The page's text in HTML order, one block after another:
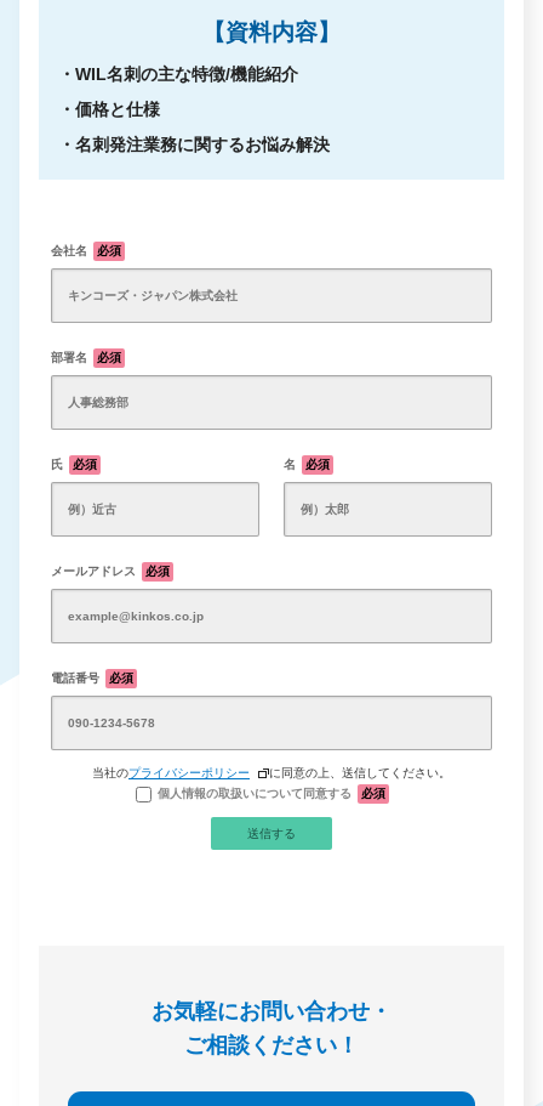
【資料内容】
・WIL名刺の主な特徴/機能紹介
・価格と仕様
・名刺発注業務に関するお悩み解決
会社名 必須
部署名 必須
氏 必須 名 必須
メールアドレス 必須
電話番号 必須
当社のプライバシーポリシー
に同意の上、送信してください。
個人情報の取扱いについて同意する
必須
お気軽にお問い合わせ・
ご相談ください！